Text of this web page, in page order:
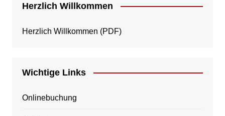
Herzlich Willkommen
Herzlich Willkommen (PDF)
Wichtige Links
Onlinebuchung